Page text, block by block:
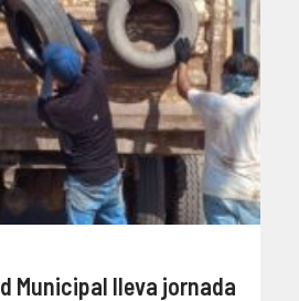
Municipal lleva jornada